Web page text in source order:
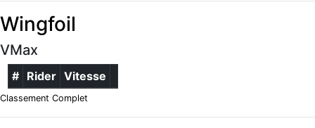
Wingfoil
VMax
# Rider Vitesse
Classement Complet